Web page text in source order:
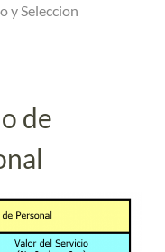
y Seleccion
de